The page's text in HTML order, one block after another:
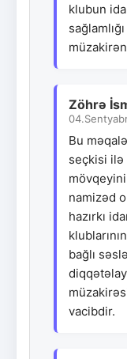
klubun
Zöhrə
Bu
seçkisi ilə
mövqeyini
namizəd
hazırkı
bağlı
vacibdir.